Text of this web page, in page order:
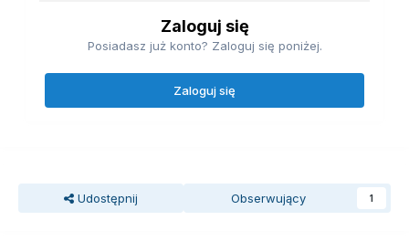
Zaloguj się
Posiadasz już konto? Zaloguj się poniżej.
Zaloguj się
Udostępnij Obserwujący 1